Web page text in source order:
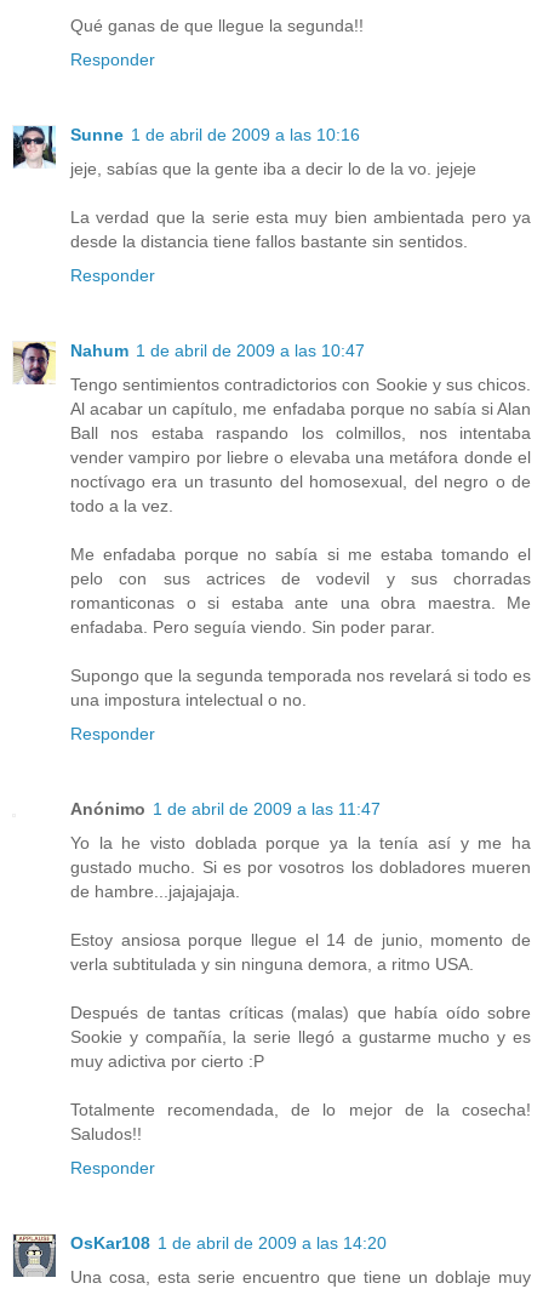
Qué ganas de que llegue la segunda!!
Responder
Sunne 1 de abril de 2009 a las 10:16
jeje, sabías que la gente iba a decir lo de la vo. jejeje
La verdad que la serie esta muy bien ambientada pero ya
desde la distancia tiene fallos bastante sin sentidos.
Responder
Nahum 1 de abril de 2009 a las 10:47
Tengo sentimientos contradictorios con Sookie y sus chicos.
Al acabar un capítulo, me enfadaba porque no sabía si Alan
Ball nos estaba raspando los colmillos, nos intentaba
vender vampiro por liebre o elevaba una metáfora donde el
noctívago era un trasunto del homosexual, del negro o de
todo a la vez.
Me enfadaba porque no sabía si me estaba tomando el
pelo con sus actrices de vodevil y sus chorradas
romanticonas o si estaba ante una obra maestra. Me
enfadaba. Pero seguía viendo. Sin poder parar.
Supongo que la segunda temporada nos revelará si todo es
una impostura intelectual o no.
Responder
Anónimo 1 de abril de 2009 a las 11:47
Yo la he visto doblada porque ya la tenía así y me ha
gustado mucho. Si es por vosotros los dobladores mueren
de hambre...jajajajaja.
Estoy ansiosa porque llegue el 14 de junio, momento de
verla subtitulada y sin ninguna demora, a ritmo USA.
Después de tantas críticas (malas) que había oído sobre
Sookie y compañía, la serie llegó a gustarme mucho y es
muy adictiva por cierto :P
Totalmente recomendada, de lo mejor de la cosecha!
Saludos!!
Responder
OsKar108 1 de abril de 2009 a las 14:20
Una cosa, esta serie encuentro que tiene un doblaje muy